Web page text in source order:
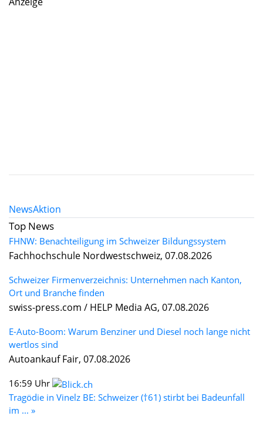
NewsAktion
Top News
FHNW: Benachteiligung im Schweizer Bildungssystem
Fachhochschule Nordwestschweiz, 07.08.2026
Schweizer Firmenverzeichnis: Unternehmen nach Kanton,
Ort und Branche finden
swiss-press.com / HELP Media AG, 07.08.2026
E-Auto-Boom: Warum Benziner und Diesel noch lange nicht
wertlos sind
Autoankauf Fair, 07.08.2026
16:59 Uhr
Tragödie in Vinelz BE: Schweizer (†61) stirbt bei Badeunfall
im ... »